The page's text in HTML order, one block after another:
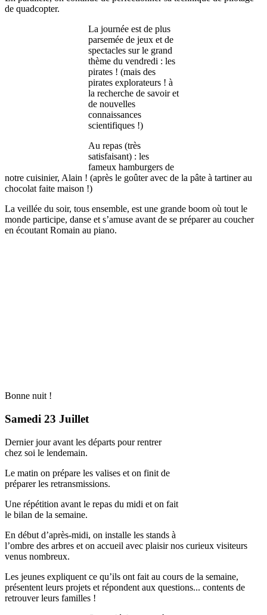
de quadcopter.
La journée est de plus
parsemée de jeux et de
spectacles sur le grand
thème du vendredi : les
pirates ! (mais des
pirates explorateurs ! à
la recherche de savoir et
de nouvelles
connaissances
scientifiques !)
Au repas (très
satisfaisant) : les
fameux hamburgers de
notre cuisinier, Alain ! (après le goûter avec de la pâte à tartiner au
chocolat faite maison !)
La veillée du soir, tous ensemble, est une grande boom où tout le
monde participe, danse et s’amuse avant de se préparer au coucher
en écoutant Romain au piano.
Bonne nuit !
Samedi 23 Juillet
Dernier jour avant les départs pour rentrer
chez soi le lendemain.
Le matin on prépare les valises et on finit de
préparer les retransmissions.
Une répétition avant le repas du midi et on fait
le bilan de la semaine.
En début d’après-midi, on installe les stands à
l’ombre des arbres et on accueil avec plaisir nos curieux visiteurs
venus nombreux.
Les jeunes expliquent ce qu’ils ont fait au cours de la semaine,
présentent leurs projets et répondent aux questions... contents de
retrouver leurs familles !